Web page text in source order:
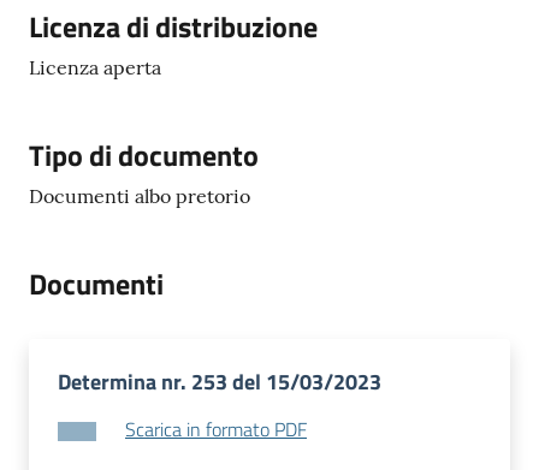
Licenza di distribuzione
Licenza aperta
Tipo di documento
Documenti albo pretorio
Documenti
Determina nr. 253 del 15/03/2023
Scarica in formato PDF